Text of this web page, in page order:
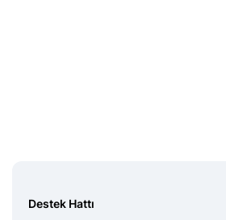
Destek Hattı